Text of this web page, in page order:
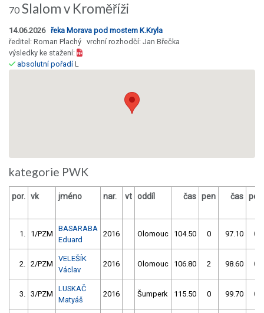
70 Slalom v Kroměříži
14.06.2026 řeka Morava pod mostem K.Kryla
ředitel: Roman Plachý vrchní rozhodčí: Jan Břečka
výsledky ke stažení:
absolutní pořadíL
kategorie PWK
por. vk jméno nar. vt oddíl čas pen čas pen
1. 1/PZM
BASARABA
Eduard
2016 Olomouc 104.50 0 97.10 0
2. 2/PZM
VELEŠÍK
Václav
2016 Olomouc 106.80 2 98.60 0
3. 3/PZM
LUSKAČ
Matyáš
2016 Šumperk 115.50 0 99.70 0